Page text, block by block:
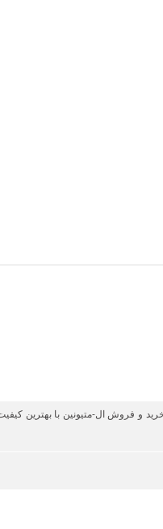
خرید و فروش ال-متیونین با